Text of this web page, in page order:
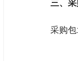
三、
采购包